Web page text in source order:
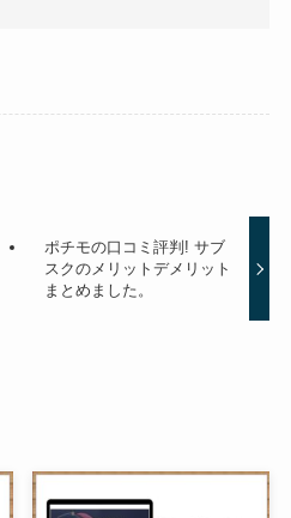
ポチモの口コミ評判! サブ
スクのメリットデメリット
まとめました。